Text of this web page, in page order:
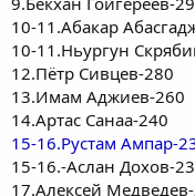
10-11.Абакар
10-11.Ньургун
12.Пётр Сивцев-280
13.Имам Аджиев-260
14.Артас Санаа-240
15-16.Рустам Ампар-
15-16.-Аслан Дохов-
17.Алексей